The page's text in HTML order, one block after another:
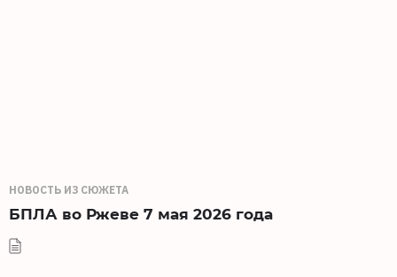
НОВОСТЬ ИЗ СЮЖЕТА
БПЛА во Ржеве 7 мая 2026 года